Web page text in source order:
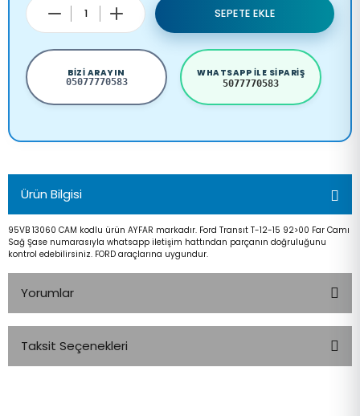
SEPETE EKLE
BIZI ARAYIN
05077770583
WHATSAPP ILE SIPARIŞ
5077770583
Ürün Bilgisi
95VB 13060 CAM kodlu ürün AYFAR markadır. Ford Transıt T-12-15 92>00 Far Camı
Sağ Şase numarasıyla whatsapp iletişim hattından parçanın doğruluğunu
kontrol edebilirsiniz. FORD araçlarına uygundur.
Yorumlar
Taksit Seçenekleri